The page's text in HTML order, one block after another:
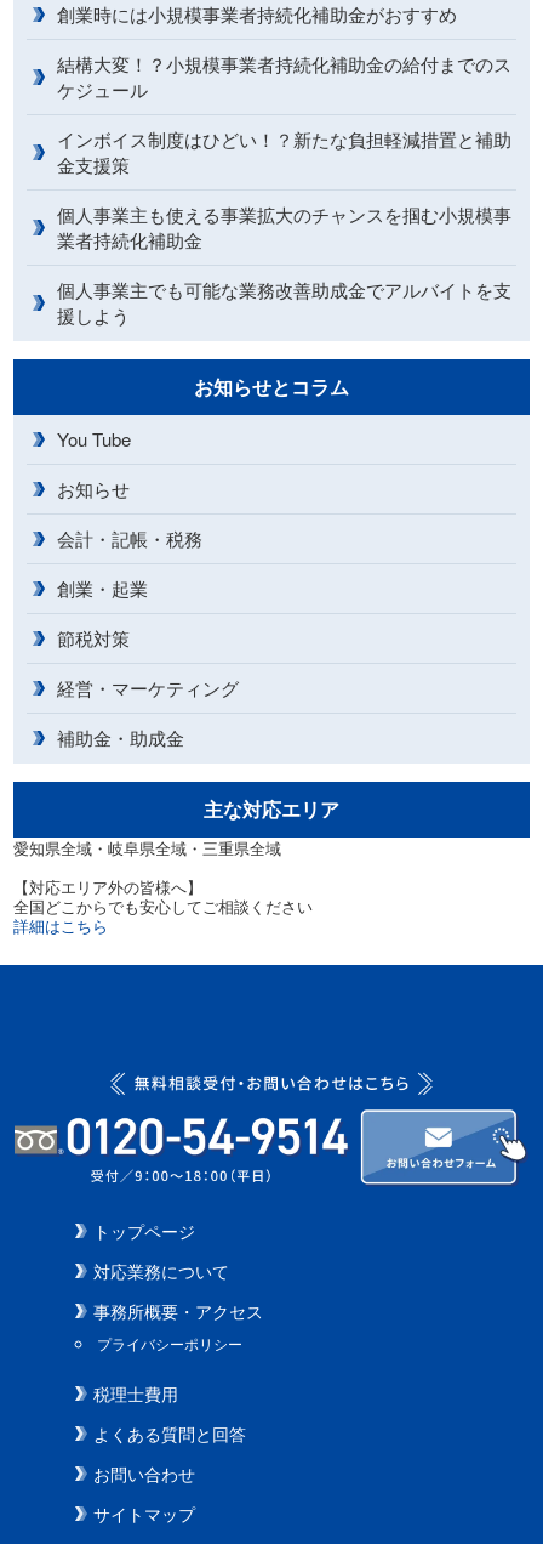
創業時には小規模事業者持続化補助金がおすすめ
結構大変！？小規模事業者持続化補助金の給付までのス
ケジュール
インボイス制度はひどい！？新たな負担軽減措置と補助
金支援策
個人事業主も使える事業拡大のチャンスを掴む小規模事
業者持続化補助金
個人事業主でも可能な業務改善助成金でアルバイトを支
援しよう
お知らせとコラム
You Tube
お知らせ
会計・記帳・税務
創業・起業
節税対策
経営・マーケティング
補助金・助成金
主な対応エリア
愛知県全域・岐阜県全域・三重県全域
【対応エリア外の皆様へ】
全国どこからでも安心してご相談ください
詳細はこちら
トップページ
対応業務について
事務所概要・アクセス
プライバシーポリシー
税理士費用
よくある質問と回答
お問い合わせ
サイトマップ